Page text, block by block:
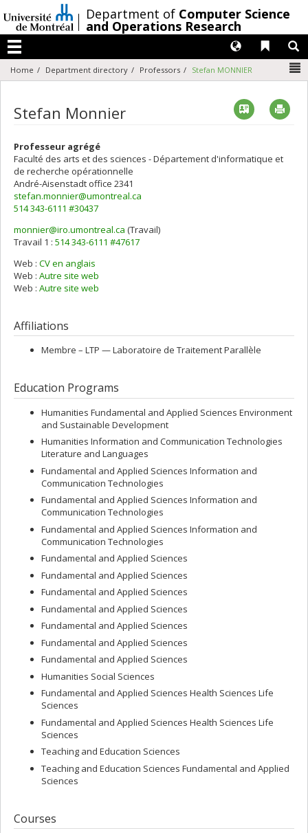
au
contenu
/Department of Computer Science
and Operations Research
Menu
Liens
Langues
Home Department directory Professors Stefan MONNIER
Stefan Monnier Vcard
Professeur agrégé
Faculté des arts et des sciences - Département d'informatique et
de recherche opérationnelle
André-Aisenstadt office 2341
stefan.monnier@umontreal.ca
514 343-6111 #30437
Courriels
monnier@iro.umontreal.ca (Travail)
Travail 1 : 514 343-6111 #47617
Web : CV en anglais
Web : Autre site web
Web : Autre site web
Affiliations
Membre – LTP — Laboratoire de Traitement Parallèle
Education Programs
Humanities Fundamental and Applied Sciences Environment
and Sustainable Development
Humanities Information and Communication Technologies
Literature and Languages
Fundamental and Applied Sciences Information and
Communication Technologies
Fundamental and Applied Sciences Information and
Communication Technologies
Fundamental and Applied Sciences Information and
Communication Technologies
Fundamental and Applied Sciences
Fundamental and Applied Sciences
Fundamental and Applied Sciences
Fundamental and Applied Sciences
Fundamental and Applied Sciences
Fundamental and Applied Sciences
Fundamental and Applied Sciences
Humanities Social Sciences
Fundamental and Applied Sciences Health Sciences Life
Sciences
Fundamental and Applied Sciences Health Sciences Life
Sciences
Teaching and Education Sciences
Teaching and Education Sciences Fundamental and Applied
Sciences
Courses